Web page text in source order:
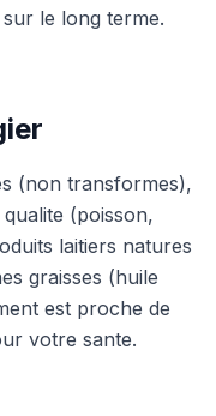
le long terme.
(non transformes),
(poisson,
laitiers natures
graisses (huile
est proche de
votre sante.